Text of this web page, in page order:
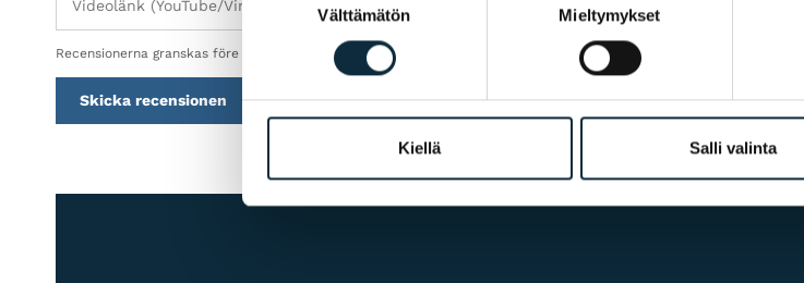
Välttämätön Mieltymykset
Kiellä Salli valinta
Recensionerna granskas före publicering.
Skicka recensionen